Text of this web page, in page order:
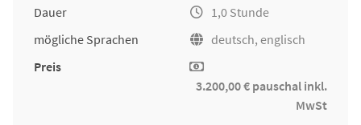
Dauer
1,0 Stunde
mögliche Sprachen
deutsch, englisch
Preis
3.200,00 € pauschal inkl.
MwSt